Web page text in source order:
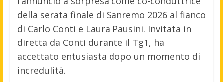
della serata finale di Sanremo 2026 al fianco
di Carlo Conti e Laura Pausini. Invitata in
diretta da Conti durante il Tg1, ha
accettato entusiasta dopo un momento di
incredulità.